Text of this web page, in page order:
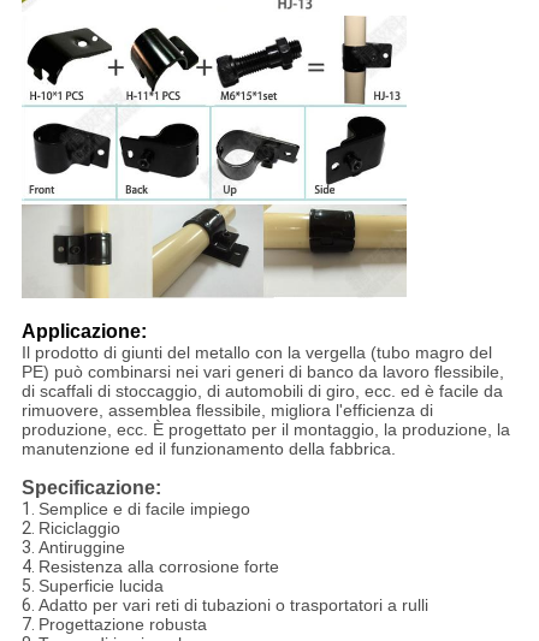
Applicazione:
Il prodotto di giunti del metallo con la vergella (tubo magro del
PE) può combinarsi nei vari generi di banco da lavoro flessibile,
di scaffali di stoccaggio, di automobili di giro, ecc. ed è facile da
rimuovere, assemblea flessibile, migliora l'efficienza di
produzione, ecc. È progettato per il montaggio, la produzione, la
manutenzione ed il funzionamento della fabbrica.
Specificazione:
1. Semplice e di facile impiego
2. Riciclaggio
3. Antiruggine
4. Resistenza alla corrosione forte
5. Superficie lucida
6. Adatto per vari reti di tubazioni o trasportatori a rulli
7. Progettazione robusta